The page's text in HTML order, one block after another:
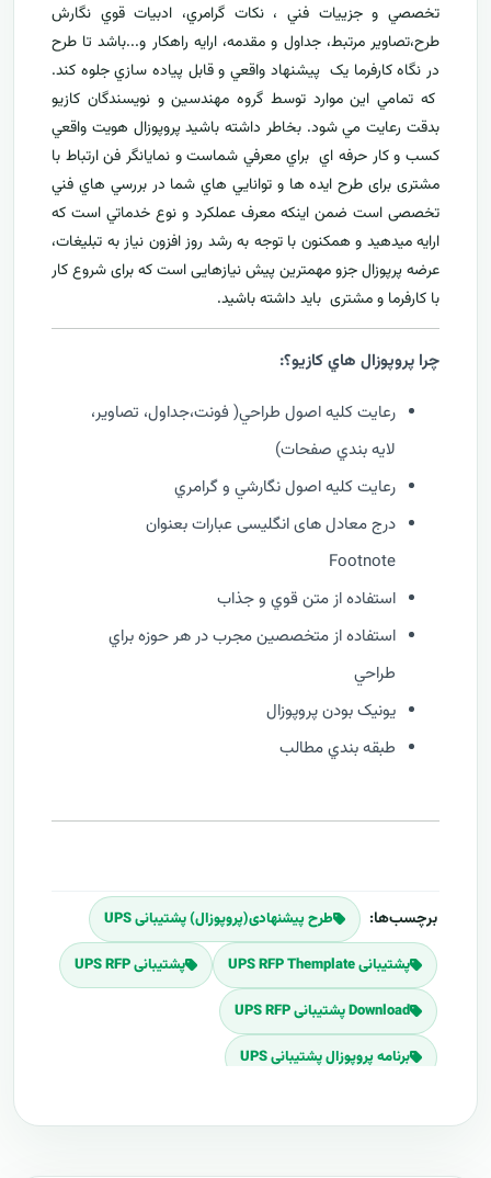
تخصصي و جزييات فني ، نکات گرامري، ادبيات قوي نگارش
طرح،تصاوير مرتبط، جداول و مقدمه، ارایه راهکار و...باشد تا طرح
در نگاه کارفرما يک پيشنهاد واقعي و قابل پياده سازي جلوه کند.
که تمامي اين موارد توسط گروه مهندسين و نويسندگان کازيو
بدقت رعايت مي شود. بخاطر داشته باشيد پروپوزال هويت واقعي
کسب و کار حرفه اي براي معرفيشماست و نمایانگر فن ارتباط با
مشتری برای طرح ايده ها و توانايي هاي شما در بررسي هاي فني
تخصصی است ضمن اینکه معرف عملکرد و نوع خدماتي است که
ارايه ميدهید و همکنون با توجه به رشد روز افزون نياز به تبليغات،
عرضه پرپوزال جزو مهمترين پیش نیازهایی است که برای شروع کار
با کارفرما و مشتری بايد داشته باشيد.
چرا پروپوزال هاي کازيو؟:
رعايت کليه اصول طراحي( فونت،جداول، تصاوير،
لايه بندي صفحات)
رعايت کليه اصول نگارشي و گرامري
درج معادل های انگلیسی عبارات بعنوان
Footnote
استفاده از متن قوي و جذاب
استفاده از متخصصين مجرب در هر حوزه براي
طراحي
يونيک بودن پروپوزال
طبقه بندي مطالب
برچسب‌ها: طرح پیشنهادی(پروپوزال) پشتیبانی UPS
پشتیبانی UPS RFP Themplate پشتیبانی UPS RFP
Download پشتیبانی UPS RFP
برنامه پروپوزال پشتیبانی UPS